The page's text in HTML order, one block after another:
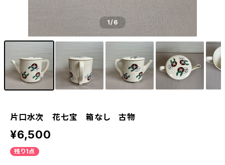
1/6
片口水次 花七宝 箱なし 古物
¥6,500
残り1点